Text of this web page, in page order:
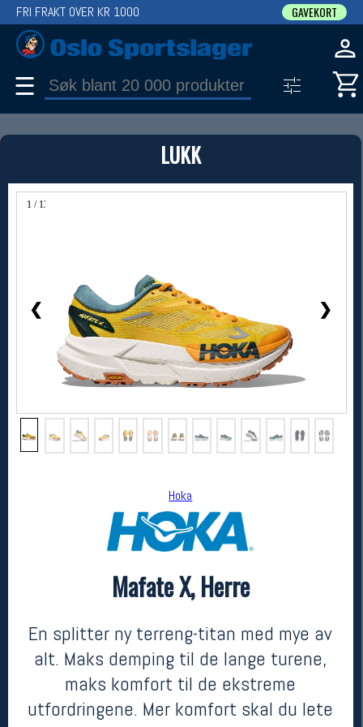
LUKK
1 / 13
❮ ❯
Hoka
Mafate X, Herre
En splitter ny terreng-titan med mye av
alt. Maks demping til de lange turene,
maks komfort til de ekstreme
utfordringene. Mer komfort skal du lete
FRI FRAKT OVER KR 1000 GAVEKORT
☰
PRODUKT
Produkter (1)
Bruk filter til å spisse søket
Hoka
kr 3299